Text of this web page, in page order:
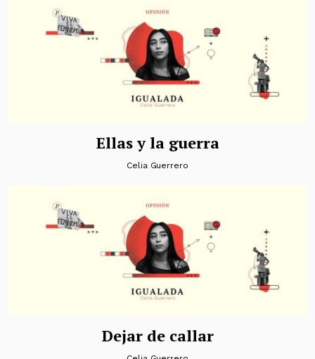
Ellas y la guerra
Celia Guerrero
Dejar de callar